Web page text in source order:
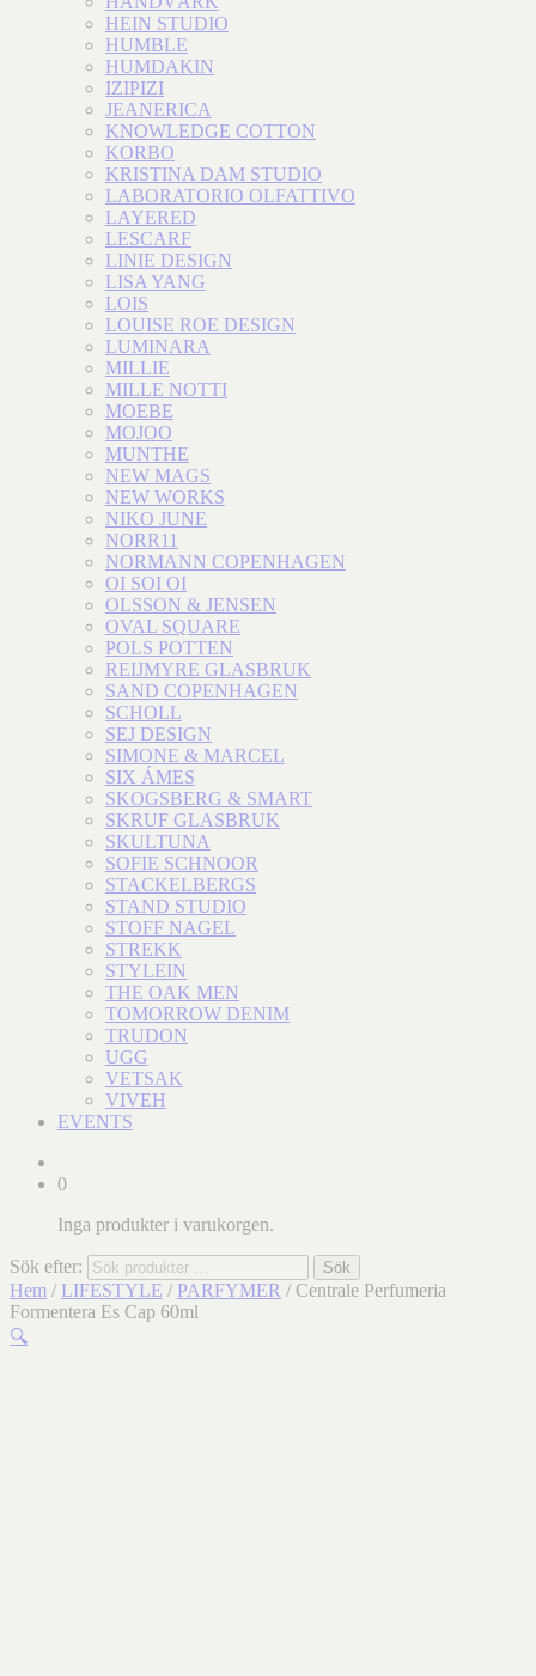
HEIN STUDIO
HUMBLE
HUMDAKIN
IZIPIZI
JEANERICA
KNOWLEDGE COTTON
KORBO
KRISTINA DAM STUDIO
LABORATORIO OLFATTIVO
LAYERED
LESCARF
LINIE DESIGN
LISA YANG
LOIS
LOUISE ROE DESIGN
LUMINARA
MILLIE
MILLE NOTTI
MOEBE
MOJOO
MUNTHE
NEW MAGS
NEW WORKS
NIKO JUNE
NORR11
NORMANN COPENHAGEN
OI SOI OI
OLSSON & JENSEN
OVAL SQUARE
POLS POTTEN
REIJMYRE GLASBRUK
SAND COPENHAGEN
SCHOLL
SEJ DESIGN
SIMONE & MARCEL
SIX ÁMES
SKOGSBERG & SMART
SKRUF GLASBRUK
SKULTUNA
SOFIE SCHNOOR
STACKELBERGS
STAND STUDIO
STOFF NAGEL
STREKK
STYLEIN
THE OAK MEN
TOMORROW DENIM
TRUDON
UGG
VETSAK
VIVEH
EVENTS
0
Inga produkter i varukorgen.
Sök efter: Sök
Hem / LIFESTYLE / PARFYMER / Centrale Perfumeria
Formentera Es Cap 60ml
🔍